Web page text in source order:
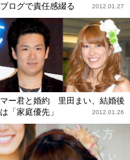
ブログで責任感綴る
2012.01.27
マー君と婚約 里田まい、結婚後
は「家庭優先」
2012.01.26